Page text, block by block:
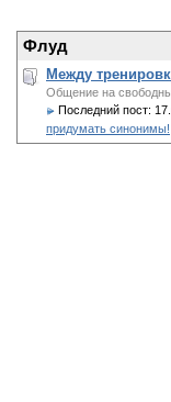
Флуд
Между
Общение на
Последний пост:
придумать синонимы!